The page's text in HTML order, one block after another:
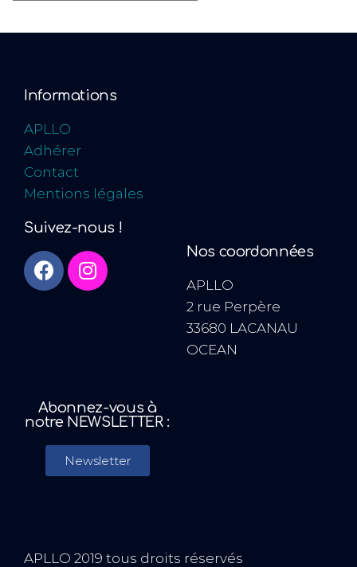
Informations
APLLO
Adhérer
Contact
Mentions légales
Suivez-nous !
Nos coordonnées
APLLO
2 rue Perpère
33680 LACANAU
OCEAN
Abonnez-vous à
notre NEWSLETTER :
Newsletter
APLLO 2019 tous droits réservés